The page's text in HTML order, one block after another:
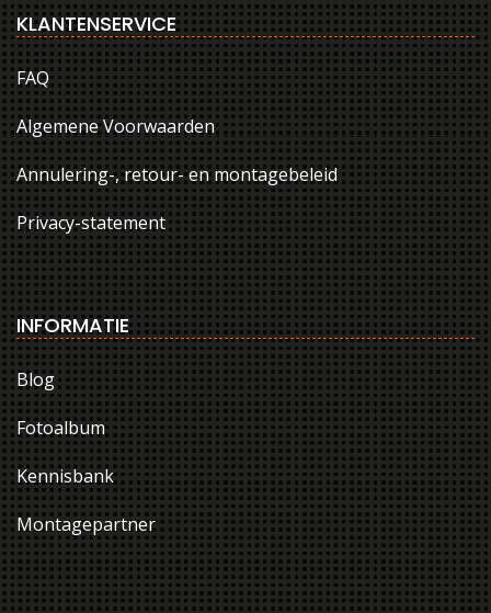
KLANTENSERVICE
FAQ
Algemene Voorwaarden
Annulering-, retour- en montagebeleid
Privacy-statement
INFORMATIE
Blog
Fotoalbum
Kennisbank
Montagepartner